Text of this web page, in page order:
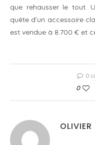
que rehausser le tout.
quête d’un accessoire
est vendue à 8.700 € et
0
0
OLIVIER